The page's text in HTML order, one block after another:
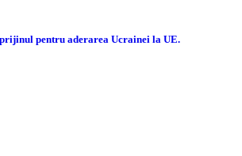
pentru aderarea Ucrainei la UE.